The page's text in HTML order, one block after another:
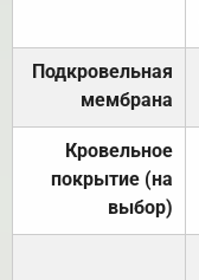
Подкровельная
мембрана
Кровельное
покрытие (на
выбор)